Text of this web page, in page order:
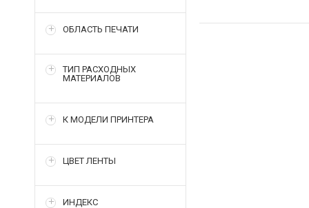
ОБЛАСТЬ ПЕЧАТИ
ТИП РАСХОДНЫХ
МАТЕРИАЛОВ
К МОДЕЛИ ПРИНТЕРА
ЦВЕТ ЛЕНТЫ
ИНДЕКС